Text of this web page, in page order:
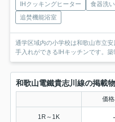
IHクッキングヒーター
食器洗
追焚機能浴室
通学区域内の小学校は和歌山市立
手入れができるIHキッチンです。
和歌山電鐵貴志川線の掲載
価
1R～1K -